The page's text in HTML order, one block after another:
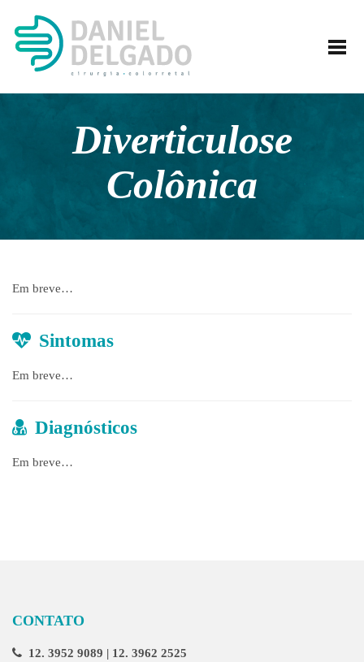
HOME
DANIEL DELGADO
TRATAMENTOS
ATENDIMENTODiverticulose
Colônica
Em breve…
Sintomas
Em breve…
Diagnósticos
Em breve…
CONTATO
12. 3952 9089 | 12. 3962 2525